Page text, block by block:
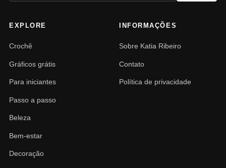
EXPLORE
Crochê
Gráficos grátis
Para iniciantes
Passo a passo
Beleza
Bem-estar
Decoração
INFORMAÇÕES
Sobre Katia Ribeiro
Contato
Política de privacidade